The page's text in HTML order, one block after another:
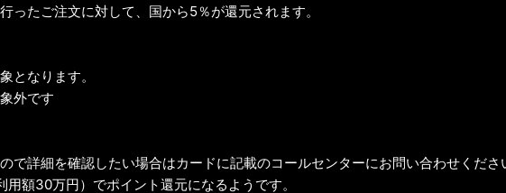
ったご注文に対して、国から5％が還元されます。
となります。
外です
で詳細を確認したい場合はカードに記載のコールセンターにお問い合わせくださ
額30万円）でポイント還元になるようです。